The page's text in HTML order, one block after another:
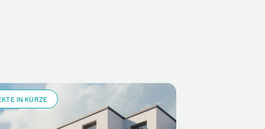
IN KÜRZE